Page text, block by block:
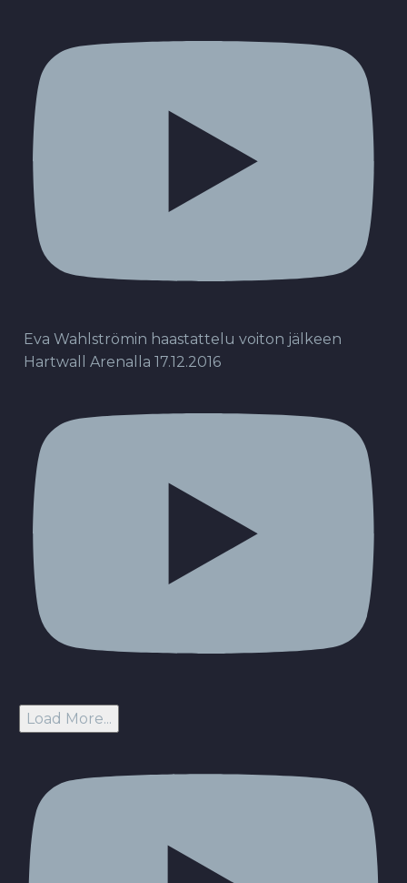
Eva Wahlströmin haastattelu voiton jälkeen
Hartwall Arenalla 17.12.2016
Load More...